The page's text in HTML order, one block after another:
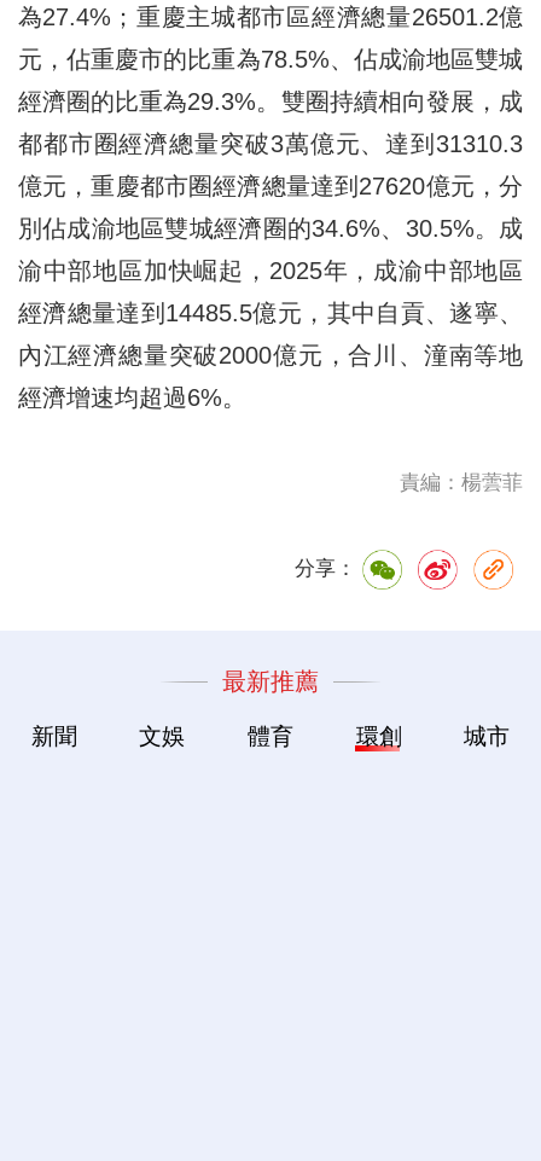
為27.4%；重慶主城都市區經濟總量26501.2億
元，佔重慶市的比重為78.5%、佔成渝地區雙城
經濟圈的比重為29.3%。雙圈持續相向發展，成
都都市圈經濟總量突破3萬億元、達到31310.3
億元，重慶都市圈經濟總量達到27620億元，分
別佔成渝地區雙城經濟圈的34.6%、30.5%。成
渝中部地區加快崛起，2025年，成渝中部地區
經濟總量達到14485.5億元，其中自貢、遂寧、
內江經濟總量突破2000億元，合川、潼南等地
經濟增速均超過6%。
責編：楊蕓菲
分享：
最新推薦
新聞 文娛 體育 環創 城市